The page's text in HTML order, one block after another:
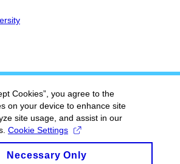
Cookies”, you agree to the
on your device to enhance site
site usage, and assist in our
Cookie Settings
Necessary Only